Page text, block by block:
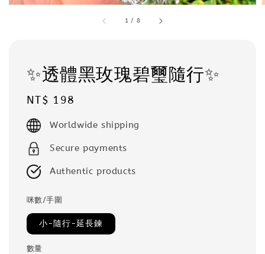
1 / 8
✨透體黑玫瑰碧璽隨行✨
Regular
price
NT$ 198
Worldwide shipping
Secure payments
Authentic products
咪數/手圍
小-隨行-延長鍊
數量